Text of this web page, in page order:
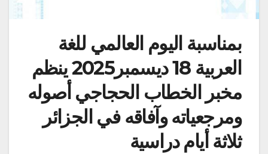
بمناسبة اليوم العالمي للغة
العربية 18 ديسمبر2025 ينظم
مخبر الخطاب الحجاجي أصوله
ومرجعياته وآفاقه في الجزائر
ثلاثة أيام دراسية